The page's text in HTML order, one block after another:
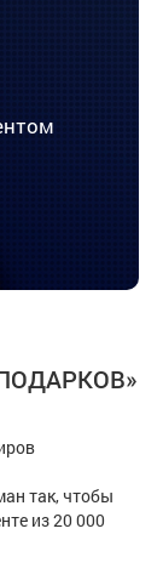
так, чтобы
из 20 000